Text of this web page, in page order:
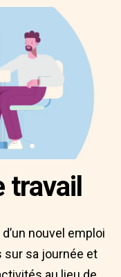
travail
nouvel emploi
sur sa journée et